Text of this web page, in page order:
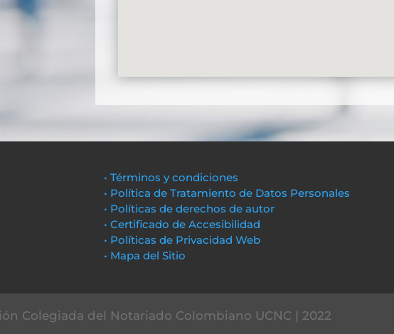
• Términos y condiciones
• Política de Tratamiento de Datos Personales
• Políticas de derechos de autor
• Certificado de Accesibilidad
• Políticas de Privacidad Web
• Mapa del Sitio
Colegiada del Notariado Colombiano UCNC | 2022